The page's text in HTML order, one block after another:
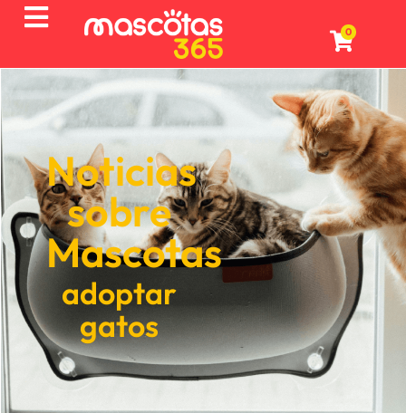
0
Noticias
sobre
Mascotas
adoptar
gatos